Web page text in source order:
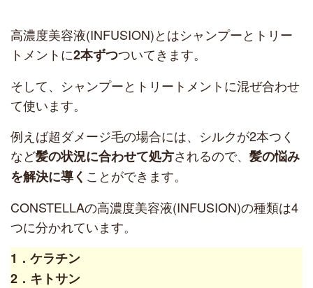
高濃度美容液(INFUSION)とはシャンプーとトリー
トメントに2本ずつついてきます。
そして、シャンプーとトリートメントに混ぜ合わせ
て使います。
例えば超ダメージ毛の場合には、シルクが2本つく
など髪の状況に合わせて処方されるので、 髪の悩み
を解決に導く ことができます。
CONSTELLAの高濃度美容液(INFUSION)の種類は4
つに分かれています。
1．ケラチン
2．キトサン